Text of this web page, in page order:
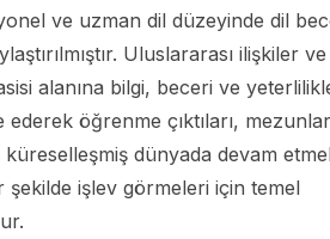
ve uzman dil düzeyinde dil
Uluslararası ilişkiler
alanına bilgi, beceri ve
ederek öğrenme çıktıları,
küreselleşmiş dünyada devam
şekilde işlev görmeleri için temel